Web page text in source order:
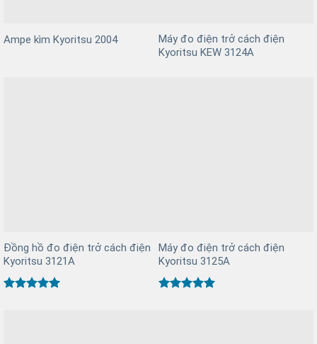
Ampe kìm Kyoritsu 2004
Máy đo điện trở cách điện
Kyoritsu KEW 3124A
Đồng hồ đo điện trở cách điện
Kyoritsu 3121A
Máy đo điện trở cách điện
Kyoritsu 3125A